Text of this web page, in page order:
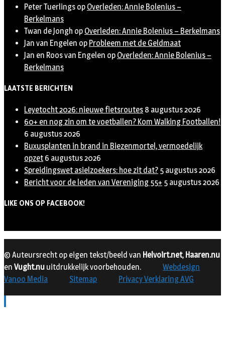
Peter Tuerlings op Overleden: Annie Bolenius –
Berkelmans
Twan de Jongh op Overleden: Annie Bolenius – Berkelmans
Jan van Engelen op Probleem met de Geldmaat
Jan en Roos van Engelen op Overleden: Annie Bolenius –
Berkelmans
LAATSTE BERICHTEN
Leyetocht 2026: nieuwe fietsroutes 8 augustus 2026
60+ en nog zin om te voetballen? Kom Walking Footballen!
6 augustus 2026
Buxusplanten in brand in Biezenmortel, vermoedelijk
opzet 6 augustus 2026
Spreidingswet asielzoekers: hoe zit dat? 5 augustus 2026
Bericht voor de leden van Vereniging 55+ 5 augustus 2026
LIKE ONS OP FACEBOOK!
© Auteursrecht op eigen tekst/beeld van Helvoirt.net, Haaren.nu
en Vught.nu uitdrukkelijk voorbehouden.
Webdesign
Vanoo Media
Sitemap Privacy Verklaring AVG